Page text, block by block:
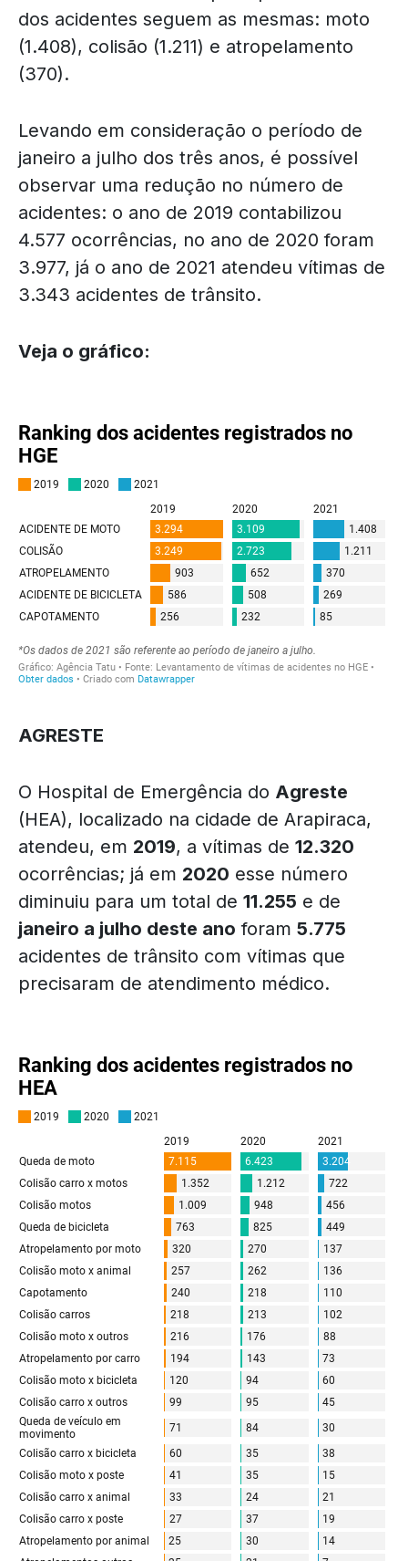
dos acidentes seguem as mesmas: moto
(1.408), colisão (1.211) e atropelamento
(370).
Levando em consideração o período de
janeiro a julho dos três anos, é possível
observar uma redução no número de
acidentes: o ano de 2019 contabilizou
4.577 ocorrências, no ano de 2020 foram
3.977, já o ano de 2021 atendeu vítimas de
3.343 acidentes de trânsito.
Veja o gráfico:
AGRESTE
O Hospital de Emergência do Agreste
(HEA), localizado na cidade de Arapiraca,
atendeu, em 2019, a vítimas de 12.320
ocorrências; já em 2020 esse número
diminuiu para um total de 11.255 e de
janeiro a julho deste ano foram 5.775
acidentes de trânsito com vítimas que
precisaram de atendimento médico.